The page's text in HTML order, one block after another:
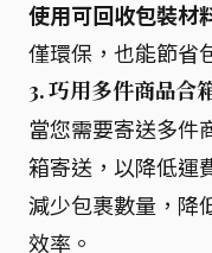
使用可回收包裝材
僅環保，也能節省
3. 巧用多件商品合
當您需要寄送多件
箱寄送，以降低運
減少包裹數量，降
效率。